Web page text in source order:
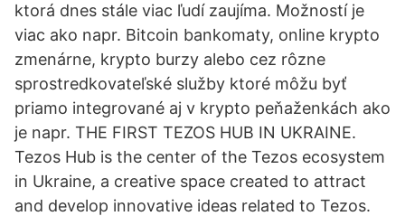
ktorá dnes stále viac ľudí zaujíma. Možností je
viac ako napr. Bitcoin bankomaty, online krypto
zmenárne, krypto burzy alebo cez rôzne
sprostredkovateľské služby ktoré môžu byť
priamo integrované aj v krypto peňaženkách ako
je napr. THE FIRST TEZOS HUB IN UKRAINE.
Tezos Hub is the center of the Tezos ecosystem
in Ukraine, a creative space created to attract
and develop innovative ideas related to Tezos.